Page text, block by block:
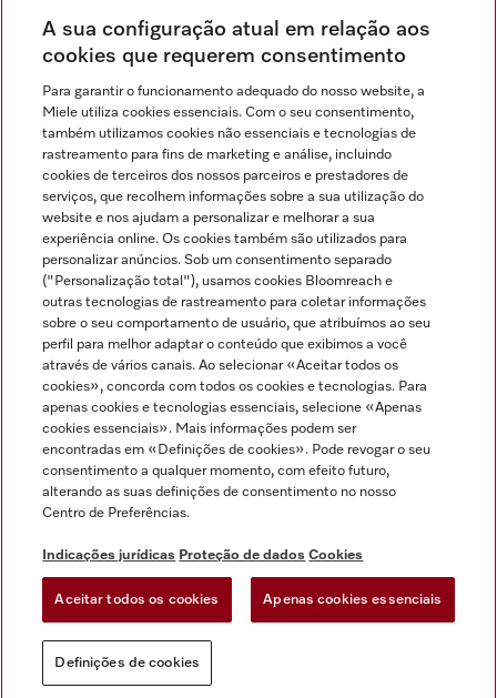
Indicações jurídicas
Condições gerais
Proteção de dados
Condições de utilização
Canal de Ética
Formulário de livre resolução
Miele no Instagram
Miele no Facebook
Miele no Youtube
A sua configuração atual em relação aos
cookies que requerem consentimento
Para garantir o funcionamento adequado do nosso website, a
Miele utiliza cookies essenciais. Com o seu consentimento,
também utilizamos cookies não essenciais e tecnologias de
rastreamento para fins de marketing e análise, incluindo
cookies de terceiros dos nossos parceiros e prestadores de
serviços, que recolhem informações sobre a sua utilização do
website e nos ajudam a personalizar e melhorar a sua
experiência online. Os cookies também são utilizados para
personalizar anúncios. Sob um consentimento separado
("Personalização total"), usamos cookies Bloomreach e
outras tecnologias de rastreamento para coletar informações
sobre o seu comportamento de usuário, que atribuímos ao seu
perfil para melhor adaptar o conteúdo que exibimos a você
através de vários canais. Ao selecionar «Aceitar todos os
cookies», concorda com todos os cookies e tecnologias. Para
apenas cookies e tecnologias essenciais, selecione «Apenas
cookies essenciais». Mais informações podem ser
encontradas em «Definições de cookies». Pode revogar o seu
consentimento a qualquer momento, com efeito futuro,
alterando as suas definições de consentimento no nosso
Centro de Preferências.
Indicações jurídicas Proteção de dados Cookies
Aceitar todos os cookies Apenas cookies essenciais
Definições de cookies